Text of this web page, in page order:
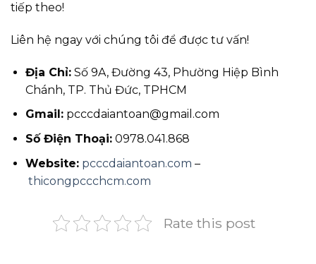
tiếp theo!
Liên hệ ngay với chúng tôi để được tư vấn!
Địa Chỉ:Số 9A, Đường 43, Phường Hiệp Bình
Chánh, TP. Thủ Đức, TPHCM
Gmail:pcccdaiantoan@gmail.com
Số Điện Thoại:0978.041.868
Website: pcccdaiantoan.com –
thicongpccchcm.com
Rate this post